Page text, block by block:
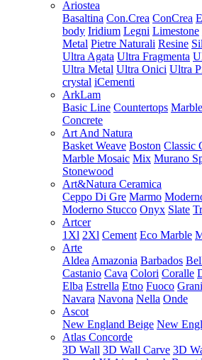
Ariostea
Basaltina Con.Crea ConCrea
body Iridium Legni Limestone
Metal Pietre Naturali Resine
Ultra Agata Ultra Fragmenta
Ultra Metal Ultra Onici Ultra
crystal iCementi
ArkLam
Basic Line Countertops Marble
Concrete
Art And Natura
Basket Weave Boston Classic
Marble Mosaic Mix Murano
Stonewood
Art&Natura Ceramica
Ceppo Di Gre Marmo
Moderno Stucco Onyx Slate
Artcer
1Xl 2Xl Cement Eco Marble
Arte
Aldea Amazonia Barbados
Castanio Cava Colori Coralle
Elba Estrella Etno Fuoco
Navara Navona Nella Onde
Ascot
New England Beige New
Atlas Concorde
3D Wall 3D Wall Carve 3D